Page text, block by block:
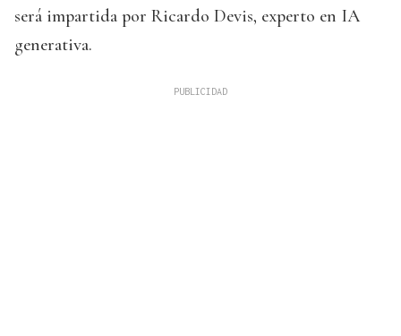
será impartida por Ricardo Devis, experto en IA
generativa.